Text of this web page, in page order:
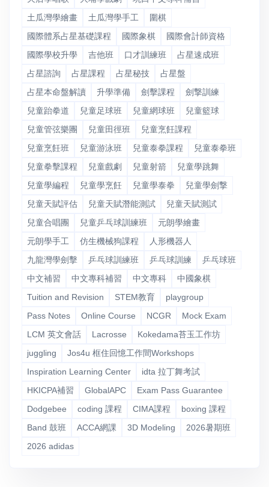
土瓜灣學繪畫
土瓜灣學手工
圍棋
國際體系占星基礎課程
國際象棋
國際會計師資格
國際學校升學
吉他班 口才訓練班
占星速成班
占星諮詢
占星課程 占星秘技
占星盤
占星本命盤解讀
升學準備 劍擊課程
劍撃訓練
兒童跆拳道
兒童足球班 兒童網球班
兒童籃球
兒童管弦樂團
兒童田徑班
兒童烹飪課程
兒童烹飪班
兒童游泳班 兒童泰拳課程
兒童泰拳班
兒童拳擊課程
兒童戲劇 兒童射箭
兒童學跳舞
兒童學編程
兒童學烹飪 兒童學泰拳
兒童學劍撃
兒童天賦評估
兒童天賦潛能測試
兒童天賦測試
兒童合唱團
兒童乒乓球訓練班
元朗學繪畫
元朗學手工
仿生機械狗課程
人形機器人
九龍灣學劍擊
乒乓球訓練班 乒乓球訓練
乒乓球班
中文補習
中文專科補習 中文專科
中國象棋
Tuition and Revision
STEM教育
playgroup
Pass Notes
Online Course NCGR
Mock Exam
LCM 英文會話
Lacrosse
Kokedama苔玉工作坊
juggling
Jos4u 框住回憶工作間Workshops
Inspiration Learning Center
idta 拉丁舞考試
HKICPA補習
GlobalAPC
Exam Pass Guarantee
Dodgebee
coding 課程 CIMA課程
boxing 課程
Band 鼓班
ACCA網課 3D Modeling
2026暑期班
2026 adidas